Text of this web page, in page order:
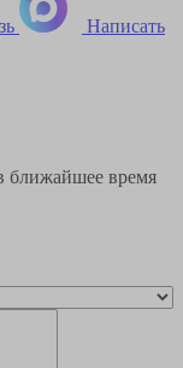
Написать
ближайшее время